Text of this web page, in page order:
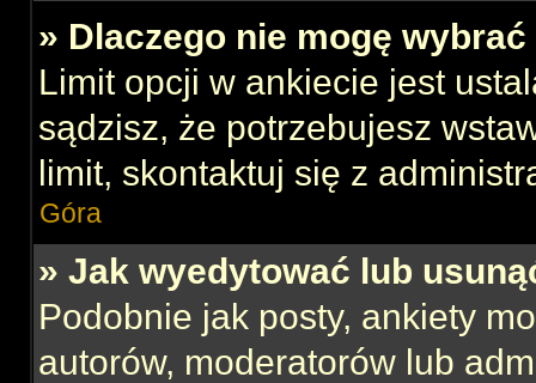
» Dlaczego nie mogę
Limit opcji w ankiecie jest
sądzisz, że potrzebujesz
limit, skontaktuj się z
Góra
» Jak wyedytować lub
Podobnie jak posty, ankiety
autorów, moderatorów lub